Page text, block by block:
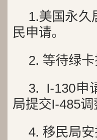
1.美国永久
民申请。
2. 等待绿卡
3. I-130申
局提交I-485调
4. 移民局